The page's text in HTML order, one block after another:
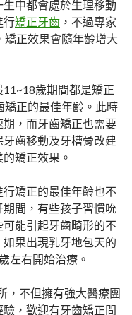
中都會處於生理移動
行矯正牙齒 ，不過專家
正效果會隨年齡增大
歲期間都是矯正
矯正的最佳年齡。此時
，而牙齒矯正也需要
齒移動及牙槽骨改建
矯正效果。
矯正的最佳年齡也不
間，有些孩子習慣吮
能引起牙齒畸形的不
果出現乳牙地包天的
左右開始治療。
，不但擁有強大醫療團
，歡迎有牙齒矯正問